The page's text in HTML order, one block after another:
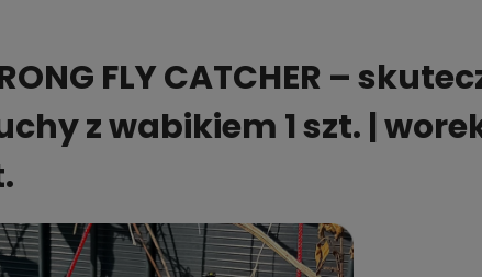
FLY CATCHER –
z wabikiem 1 szt. |